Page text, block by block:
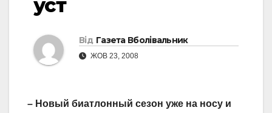
уст
Від Газета Вболівальник
ЖОВ 23, 2008
– Новый биатлонный сезон уже на носу и